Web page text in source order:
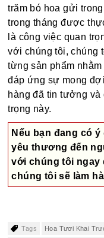
trăm bó hoa gửi
trong tháng được
là công việc quan
với chúng tôi, chúng
từng sản phẩm
đáp ứng sự mong
hàng đã tin tưởng và
trọng này.
Nếu bạn đang có
yêu thương đến
với chúng tôi ngay
chúng tôi sẽ làm
Tags Hoa Tươi Khai